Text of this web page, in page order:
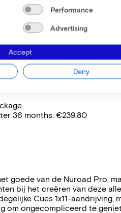
employer. Calculate the lease
and sales prices are
36 months: €239,80
goede van de Nuroad Pro,
bij het creëren van deze
Cues 1x11-
om ongecompliceerd te
Performance
Advertising
Accept
Deny